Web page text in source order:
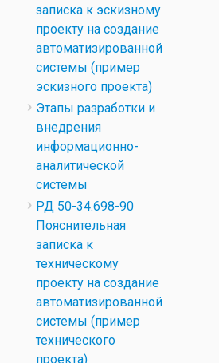
записка к эскизному
проекту на создание
автоматизированной
системы (пример
эскизного проекта)
Этапы разработки и
внедрения
информационно-
аналитической
системы
РД 50-34.698-90
Пояснительная
записка к
техническому
проекту на создание
автоматизированной
системы (пример
технического
проекта)